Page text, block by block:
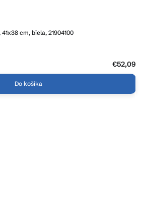
cm, biela, 21904100
€52,09
Do košíka